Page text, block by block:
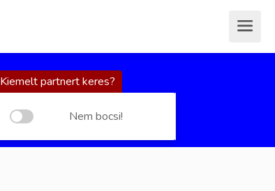
Kiemelt partnert keres?
Nem bocsi!